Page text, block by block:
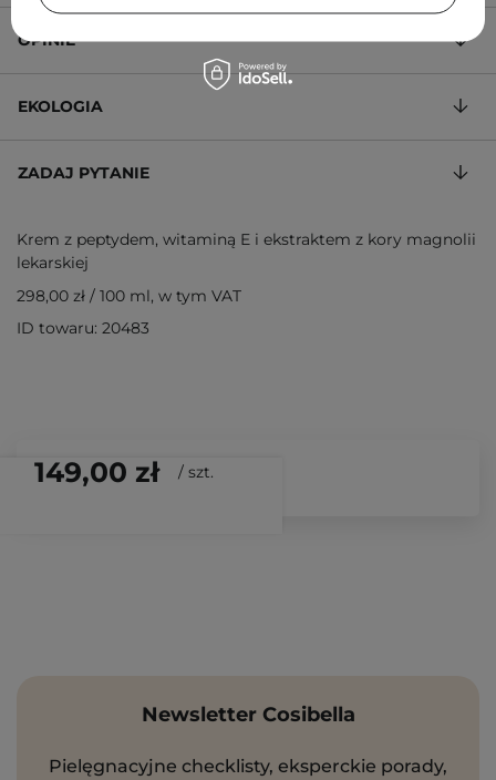
149,00 zł / szt.
OPINIE
EKOLOGIA
ZADAJ PYTANIE
Krem z peptydem, witaminą E i ekstraktem z kory magnolii
lekarskiej
298,00 zł / 100 ml, w tym VAT
ID towaru: 20483
Newsletter Cosibella
Pielęgnacyjne checklisty, eksperckie porady,